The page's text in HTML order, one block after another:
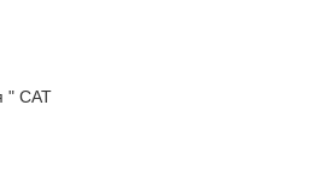
" САТ